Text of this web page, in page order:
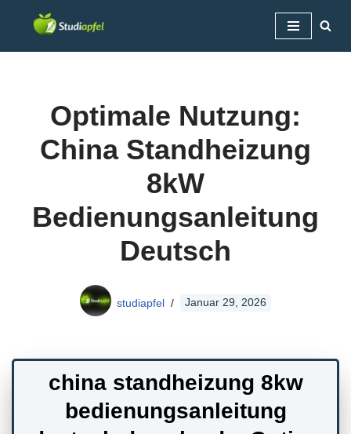
Optimale Nutzung:
China Standheizung
8kW
Bedienungsanleitung
Deutsch
studiapfel Januar 29, 2026
china standheizung 8kw
bedienungsanleitung